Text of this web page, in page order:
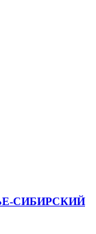
СИБИРСКИЙ